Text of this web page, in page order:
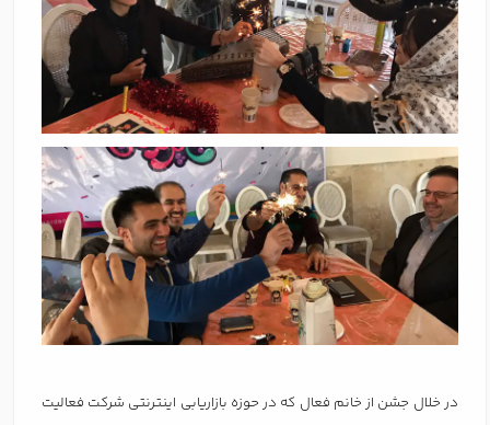
در خلال جشن از خانم فعال که در حوزه بازاریابی اینترنتی شرکت فعالیت